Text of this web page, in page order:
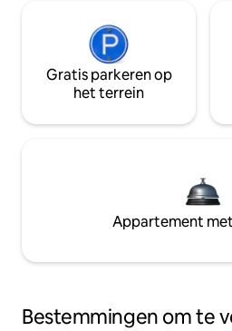
Gratis parkeren op
het terrein
Appartement
Bestemmingen om te